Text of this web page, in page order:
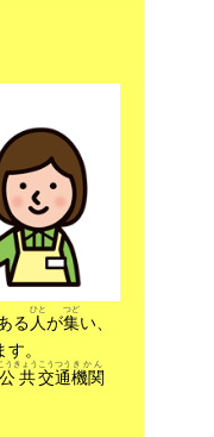
る 人
ひと
が集
つど
い、
。
公共
うきょう
交通
こうつう
機関
きかん